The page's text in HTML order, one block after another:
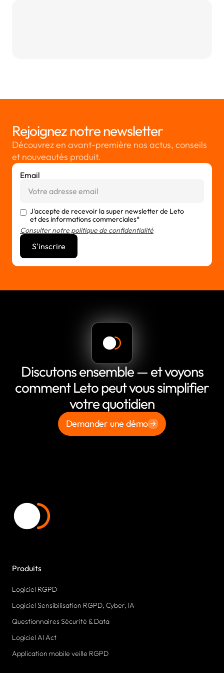
Rejoignez notre newsletter
Découvrez en avant-première nos actus, conseils
et nouveautés produit.
Email
J'accepte de recevoir la super newsletter de Leto
et des informations commerciales*
Consulter notre politique de confidentialité
Discutons ensemble — et voyons
comment Leto peut vous simplifier
votre quotidien
Demander une démo
Produits
Logiciel RGPD
Logiciel Sensibilisation RGPD, Cyber, IA
Questionnaires Sécurité & Data
Logiciel AI Act
Application mobile veille RGPD